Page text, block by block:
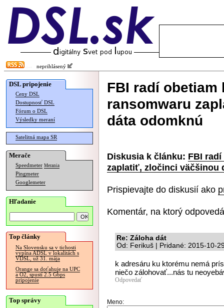
neprihlásený
DSL pripojenie
Ceny DSL
Dostupnosť DSL
Fórum o DSL
Výsledky meraní
Satelitná mapa SR
Merače
Speedmeter Merania
Pingmeter
Googlemeter
Hľadanie
Top články
Na Slovensku sa v tichosti
vypína ADSL v lokalitách s
VDSL, už 31. mája
Orange sa doťahuje na UPC
a O2, spustí 2.5 Gbps
pripojenie
Top správy
FBI radí
ransomwaru
dáta odomknú
Diskusia k článku: FBI
zaplatiť, zločinci väčšinou
Prispievajte do diskusií ako
Komentár, na ktorý
Re: Záloha dát
Od: Ferikuš | Pridané: 2015-10-
k adresáru ku ktorému nemá
niečo zálohovať...nás tu
Odpovedať
Meno: